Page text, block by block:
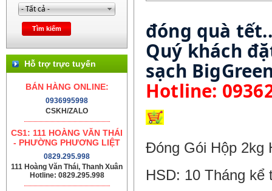
Hỗ trợ trực tuyến
BÁN HÀNG ONLINE:
0936995998
CSKH/ZALO
CS1: 111 HOÀNG VĂN THÁI
- PHƯỜNG PHƯƠNG LIỆT
0829.295.998
111 Hoàng Văn Thái, Thanh Xuân
Hotline: 0829.295.998
đóng quà
Quý khách
Hotline:
Đóng Gói Hộp 2kg
HSD: 10 Tháng kể